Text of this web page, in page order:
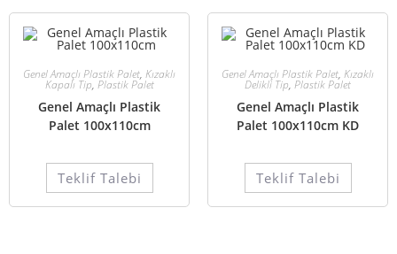
Genel Amaçlı Plastik Palet, Kızaklı
Kapalı Tip, Plastik Palet
Genel Amaçlı Plastik
Palet 100x110cm
Teklif Talebi
Genel Amaçlı Plastik Palet, Kızaklı
Delikli Tip, Plastik Palet
Genel Amaçlı Plastik
Palet 100x110cm KD
Teklif Talebi